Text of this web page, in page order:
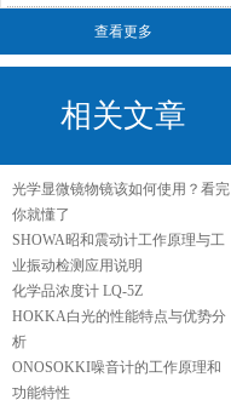
查看更多
相关文章
光学显微镜物镜该如何使用？看完
你就懂了
SHOWA昭和震动计工作原理与工
业振动检测应用说明
化学品浓度计 LQ-5Z
HOKKA白光的性能特点与优势分
析
ONOSOKKI噪音计的工作原理和
功能特性